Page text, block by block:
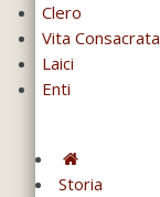
Clero
Vita Consacrata
Laici
Enti
Storia